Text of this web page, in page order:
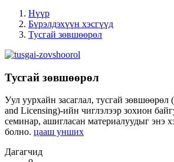
Нүүр
Бүрэлдэхүүн хэсгүүд
Тусгай зөвшөөрөл
Тусгай зөвшөөрөл
Уул уурхайн засаглал, тусгай
and Licensing)-ийн чиглэлээр зохион
семинар, ашигласан материалуудыг энэ
болно. цааш унших
Дагагчид